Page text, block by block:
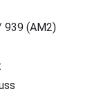
939 (AM2)